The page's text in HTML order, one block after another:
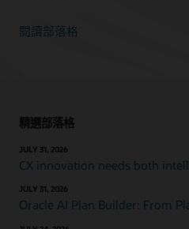
閱讀部落格
精選部落格
JULY 31, 2026
CX innovation needs both
JULY 31, 2026
Oracle AI Plan Builder: From